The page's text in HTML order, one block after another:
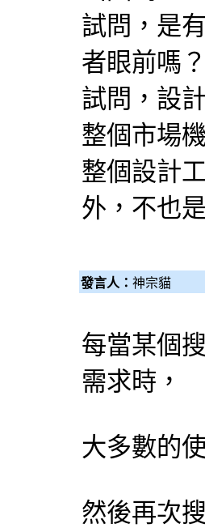
試問，是
者眼前嗎？
試問，設
整個市場
整個設計
外，不也
發言人： 神宗貓
每當某個
需求時，
大多數的
然後再次